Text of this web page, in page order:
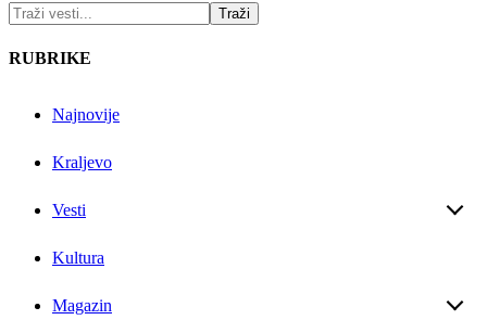
RUBRIKE
Najnovije
Kraljevo
Vesti
Kultura
Magazin